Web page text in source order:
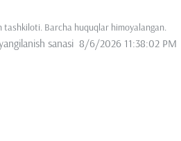
tashkiloti. Barcha huquqlar himoyalangan.
sanasi 8/6/2026 11:38:02 PM